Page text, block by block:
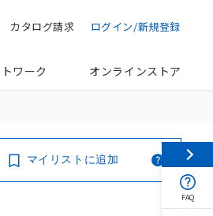
ログイン/新規登録
カタログ請求
ワーク オンラインストア
マイリストに追加
FAQ